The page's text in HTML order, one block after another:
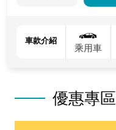
車款介紹
乘用車
優惠專區